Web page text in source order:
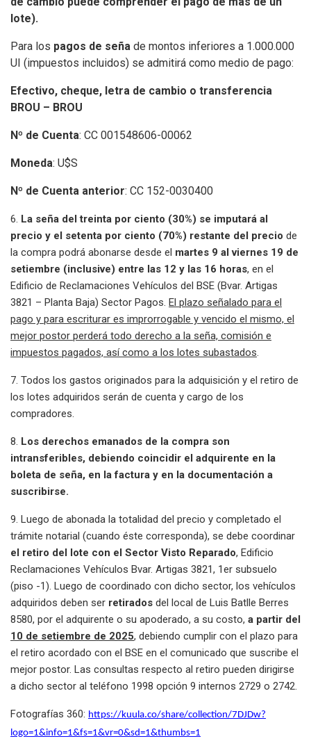
lote).
Para los pagos de seña de montos inferiores a 1.000.000
UI (impuestos incluidos) se admitirá como medio de pago:
Efectivo, cheque, letra de cambio o transferencia
BROU – BROU
Nº de Cuenta: CC 001548606-00062
Moneda: U$S
Nº de Cuenta anterior: CC 152-0030400
6. La seña del treinta por ciento (30%) se imputará al
precio y el setenta por ciento (70%) restante del precio de
la compra podrá abonarse desde el martes 9 al viernes 19 de
setiembre (inclusive) entre las 12 y las 16 horas, en el
Edificio de Reclamaciones Vehículos del BSE (Bvar. Artigas
3821 – Planta Baja) Sector Pagos. El plazo señalado para el
pago y para escriturar es improrrogable y vencido el mismo, el
mejor postor perderá todo derecho a la seña, comisión e
impuestos pagados, así como a los lotes subastados
7. Todos los gastos originados para la adquisición y el retiro de
los lotes adquiridos serán de cuenta y cargo de los
compradores.
8. Los derechos emanados de la compra son
intransferibles, debiendo coincidir el adquirente en la
boleta de seña, en la factura y en la documentación a
suscribirse.
9. Luego de abonada la totalidad del precio y completado el
trámite notarial (cuando éste corresponda), se debe coordinar
el retiro del lote con el Sector Visto Reparado, Edificio
Reclamaciones Vehículos Bvar. Artigas 3821, 1er subsuelo
(piso -1). Luego de coordinado con dicho sector, los vehículos
adquiridos deben ser retirados del local de Luis Batlle Berres
8580, por el adquirente o su apoderado, a su costo, a partir del
10 de setiembre de 2025, debiendo cumplir con el plazo para
el retiro acordado con el BSE en el comunicado que suscribe el
mejor postor. Las consultas respecto al retiro pueden dirigirse
a dicho sector al teléfono 1998 opción 9 internos 2729 o 2742.
Fotografías 360: https://kuula.co/share/collection/7DJDw?
logo=1&info=1&fs=1&vr=0&sd=1&thumbs=1